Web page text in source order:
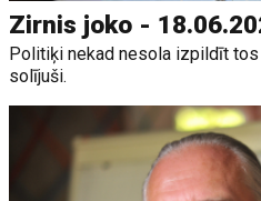
Zirnis joko -
Politiķi nekad nesola izpildīt
solījuši.